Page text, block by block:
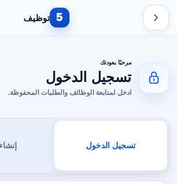
5 توظيف
مرحبًا بعودتك
تسجيل الدخول
ادخل لمتابعة الوظائف والطلبات المحفوظة.
تسجيل الدخول